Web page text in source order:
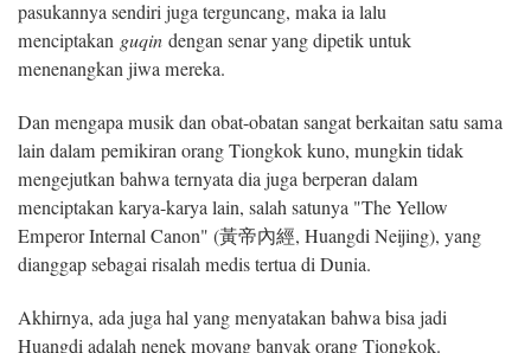
pasukannya sendiri juga terguncang, maka ia lalu
menciptakan guqin dengan senar yang dipetik untuk
menenangkan jiwa mereka.
Dan mengapa musik dan obat-obatan sangat berkaitan satu sama
lain dalam pemikiran orang Tiongkok kuno, mungkin tidak
mengejutkan bahwa ternyata dia juga berperan dalam
menciptakan karya-karya lain, salah satunya "The Yellow
Emperor Internal Canon" (黃帝內經, Huangdi Neijing), yang
dianggap sebagai risalah medis tertua di Dunia.
Akhirnya, ada juga hal yang menyatakan bahwa bisa jadi
Huangdi adalah nenek moyang banyak orang Tiongkok.